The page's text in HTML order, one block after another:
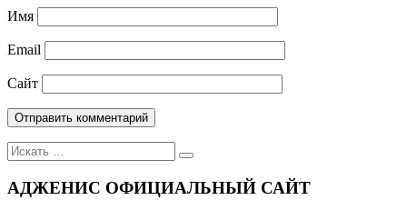
Имя
Email
Сайт
Поиск
для:
АДЖЕНИС ОФИЦИАЛЬНЫЙ САЙТ